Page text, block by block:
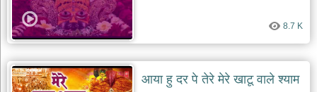
देश
भक्ति
patriotic
bhajans
8.7 K
आया हु दर पे तेरे मेरे खाटू वाले श्याम